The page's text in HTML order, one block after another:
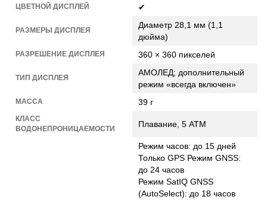
ЦВЕТНОЙ ДИСПЛЕЙ ✔
РАЗМЕРЫ ДИСПЛЕЯ
Диаметр 28,1 мм (1,1
дюйма)
РАЗРЕШЕНИЕ ДИСПЛЕЯ 360 × 360 пикселей
ТИП ДИСПЛЕЯ
АМОЛЕД; дополнительный
режим «всегда включен»
МАССА 39 г
КЛАСС
ВОДОНЕПРОНИЦАЕМОСТИ
Плавание, 5 АТМ
Режим часов: до 15 дней
Только GPS Режим GNSS:
до 24 часов
Режим SatIQ GNSS
(AutoSelect): до 18 часов